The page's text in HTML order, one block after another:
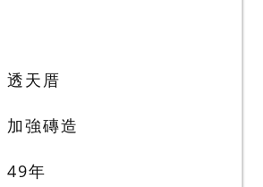
透天厝
加強磚造
49年